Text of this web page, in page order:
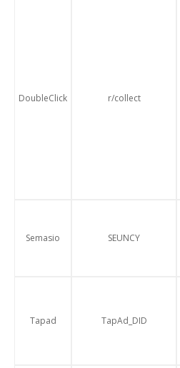
DoubleClick r/collect
Semasio SEUNCY
Tapad TapAd_DID